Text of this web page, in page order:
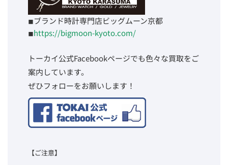
◾︎ブランド時計専門店ビッグムーン京都
◾︎https://bigmoon-kyoto.com/
トーカイ公式Facebookページでも色々な買取をご
案内しています。
ぜひフォローをお願いします！
【ご注意】